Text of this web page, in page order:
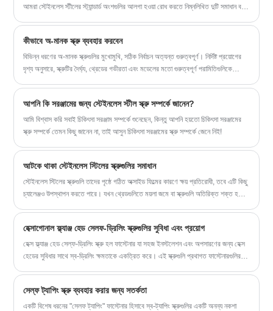
আমরা স্টেইনলেস স্টীলের স্ট্যান্ডার্ড অংশগুলির আলগা হওয়া রোধ করতে নিম্নলিখিত দুটি সমাধান বর্ণনা
কীভাবে অ-মানক স্ক্রু ব্যবহার করবেন
বিভিন্ন ধরণের অ-মানক স্ক্রুগুলির মুখোমুখি, সঠিক নির্বাচন অত্যন্ত গুরুত্বপূর্ণ। নির্দিষ্ট প্রয়োগের
দৃশ্য অনুসারে, স্ক্রুটির দৈর্ঘ্য, থ্রেডের গভীরতা এবং মডেলের মতো গুরুত্বপূর্ণ পরামিতিগুলিকে
আপনি কি সরঞ্জামের জন্য স্টেইনলেস স্টীল স্ক্রু সম্পর্কে জানেন?
আমি বিশ্বাস করি সবাই চিকিৎসা সরঞ্জাম সম্পর্কে শুনেছেন, কিন্তু আপনি হয়তো চিকিৎসা সরঞ্জামের
স্ক্রু সম্পর্কে তেমন কিছু জানেন না, তাই আসুন চিকিৎসা সরঞ্জামের স্ক্রু সম্পর্কে জেনে নিই!
আটকে থাকা স্টেইনলেস স্টিলের স্ক্রুগুলির সমাধান
স্টেইনলেস স্টিলের স্ক্রুগুলি তাদের পৃষ্ঠে গঠিত অক্সাইড ফিল্মের কারণে ক্ষয় প্রতিরোধী, তবে এটি কিছু
চ্যালেঞ্জও উপস্থাপন করতে পারে। যখন থ্রেডগুলিতে ময়লা জমে বা স্ক্রুগুলি অতিরিক্ত শক্ত হয়ে
হেক্সাগোনাল ফ্ল্যাঞ্জ হেড সেলফ-ড্রিলিং স্ক্রুগুলির সুবিধা এবং প্রয়োগ
হেক্স ফ্ল্যাঞ্জ হেড সেল্ফ-ড্রিলিং স্ক্রু হল ফাস্টেনার যা সহজ ইনস্টলেশন এবং অপসারণের জন্য হেক্স
হেডের সুবিধার সাথে স্ব-ড্রিলিং ক্ষমতাকে একত্রিত করে। এই স্ক্রুগুলি প্রথাগত ফাস্টেনারগুলির
সেল্ফ ট্যাপিং স্ক্রু ব্যবহার করার জন্য সতর্কতা
একটি বিশেষ ধরনের "সেলফ ট্যাপিং" ফাস্টেনার হিসাবে স্ব-ট্যাপিং স্ক্রুগুলির একটি অনন্য নকশা